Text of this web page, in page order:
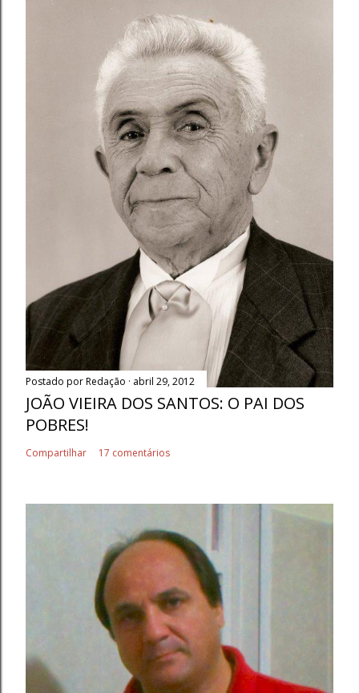
Postado porRedação abril 29, 2012
JOÃO VIEIRA DOS SANTOS: O PAI DOS
POBRES!
Compartilhar 17 comentários